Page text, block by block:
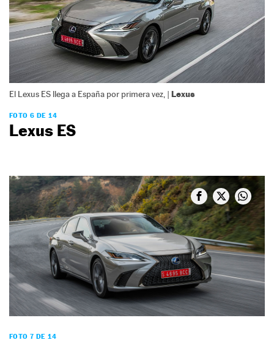
El Lexus ES llega a España por primera vez, | Lexus
FOTO 6 DE 14
Lexus ES
FOTO 7 DE 14